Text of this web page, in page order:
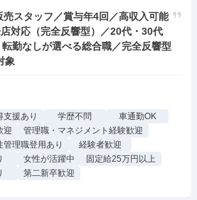
スタッフ／賞与年4回／高収入可能
対応（完全反響型）／20代・30代
勤なしが選べる総合職／完全反響型
象
支援あり 学歴不問
車通勤OK
迎
管理職・マネジメント経験歓迎
管理職登用あり
経験者歓迎
女性が活躍中
固定給25万円以上
第二新卒歓迎